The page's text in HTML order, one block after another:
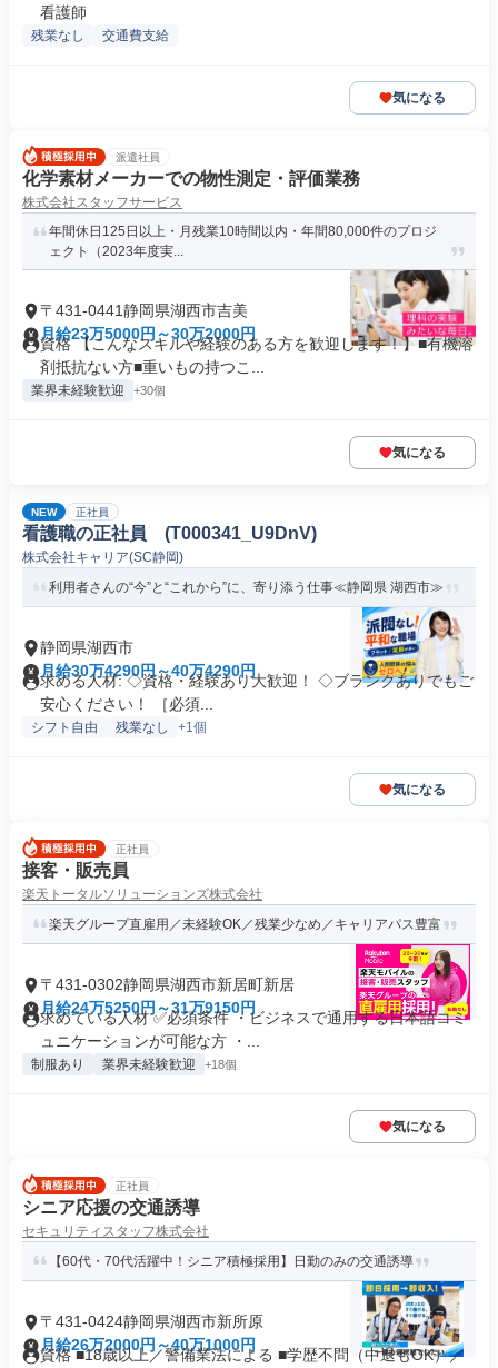
看護師
残業なし 交通費支給
気になる
派遣社員
化学素材メーカーでの物性測定・評価業務
株式会社スタッフサービス
年間休日125日以上・月残業10時間以内・年間80,000件のプロジ
ェクト（2023年度実...
〒431-0441静岡県湖西市吉美
月給23万5000円～30万2000円
資格 【こんなスキルや経験のある方を歓迎します！】■有機溶
剤抵抗ない方■重いもの持つこ...
業界未経験歓迎 +30個
気になる
NEW 正社員
看護職の正社員 (T000341_U9DnV)
株式会社キャリア(SC静岡)
利用者さんの“今”と“これから”に、寄り添う仕事≪静岡県 湖西市≫
静岡県湖西市
月給30万4290円～40万4290円
求める人材: ◇資格・経験あり大歓迎！ ◇ブランクありでもご
安心ください！ ［必須...
シフト自由 残業なし +1個
気になる
正社員
接客・販売員
楽天トータルソリューションズ株式会社
楽天グループ直雇用／未経験OK／残業少なめ／キャリアパス豊富
〒431-0302静岡県湖西市新居町新居
月給24万5250円～31万9150円
求めている人材 ✅必須条件 ・ビジネスで通用する日本語コミ
ュニケーションが可能な方 ・...
制服あり 業界未経験歓迎 +18個
気になる
正社員
シニア応援の交通誘導
セキュリティスタッフ株式会社
【60代・70代活躍中！シニア積極採用】日勤のみの交通誘導
〒431-0424静岡県湖西市新所原
月給26万2000円～40万1000円
資格 ■18歳以上／警備業法による ■学歴不問（中退もOK）／